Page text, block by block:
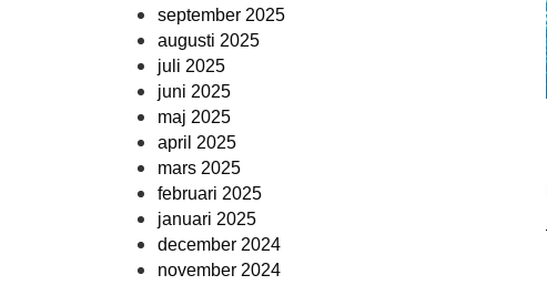
september 2025
augusti 2025
juli 2025
juni 2025
maj 2025
april 2025
mars 2025
februari 2025
januari 2025
december 2024
november 2024